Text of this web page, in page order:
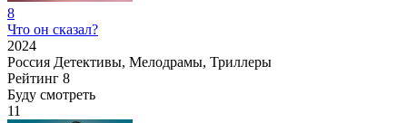
8
Что он сказал?
2024
Россия Детективы, Мелодрамы, Триллеры
Рейтинг 8
Буду смотреть
11